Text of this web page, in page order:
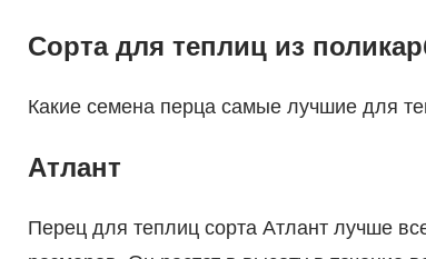
Сорта для теплиц из
Какие семена перца самые лучшие для
Атлант
Перец для теплиц сорта Атлант лучше